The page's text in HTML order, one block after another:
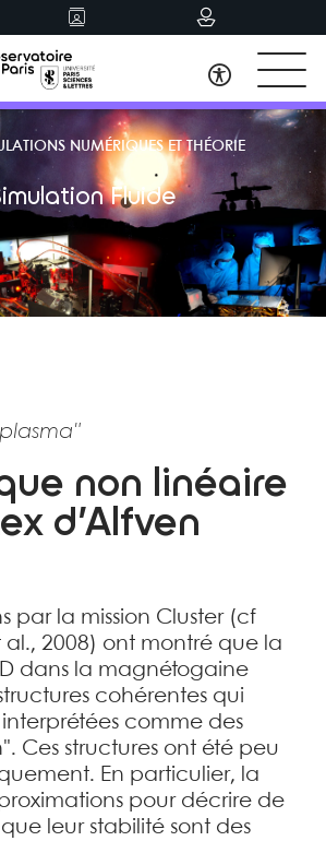
NUMÉRIQUES ET THÉORIE
Fluide
non linéaire
d’Alfven
par la mission Cluster (cf
2008) ont montré que la
dans la magnétogaine
cohérentes qui
comme des
Ces structures ont été peu
En particulier, la
pour décrire de
leur stabilité sont des